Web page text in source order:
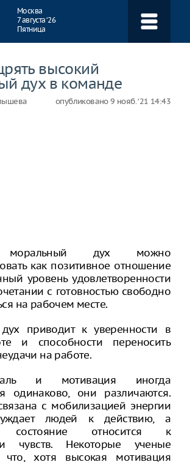
Москва
7 августа ‘26
Пятница
высокий
дух в команде
опубликовано9 нояб. ‘21 14:43
моральный дух можно
как позитивное отношение
уровень удовлетворенности
с готовностью свободно
на рабочем месте.
приводит к уверенности в
и способности переносить
на работе.
и мотивация иногда
одинаково, они различаются.
с мобилизацией энергии
людей к действию, а
состояние относится к
чувств. Некоторые ученые
что, хотя высокая мотивация